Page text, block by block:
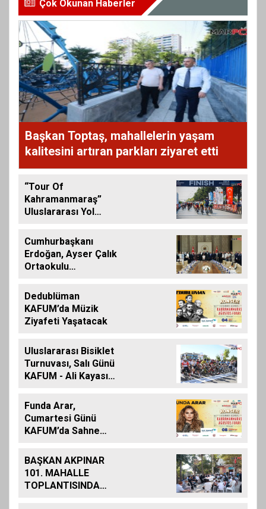
Çok Okunan Haberler
Başkan Toptaş, mahallelerin yaşam
kalitesini artıran parkları ziyaret etti
“Tour Of
Kahramanmaraş”
Uluslararası Yol
Tamamlandı
Cumhurbaşkanı
Erdoğan, Ayser Çalık
Ortaokulu
Aileleriyle Bir Araya
Geldi
Dedublüman
KAFUM’da Müzik
Ziyafeti Yaşatacak
Uluslararası Bisiklet
Turnuvası, Salı Günü
KAFUM - Ali Kayası
Funda Arar,
Cumartesi Günü
KAFUM’da Sahne
BAŞKAN AKPINAR
101. MAHALLE
TOPLANTISINDA